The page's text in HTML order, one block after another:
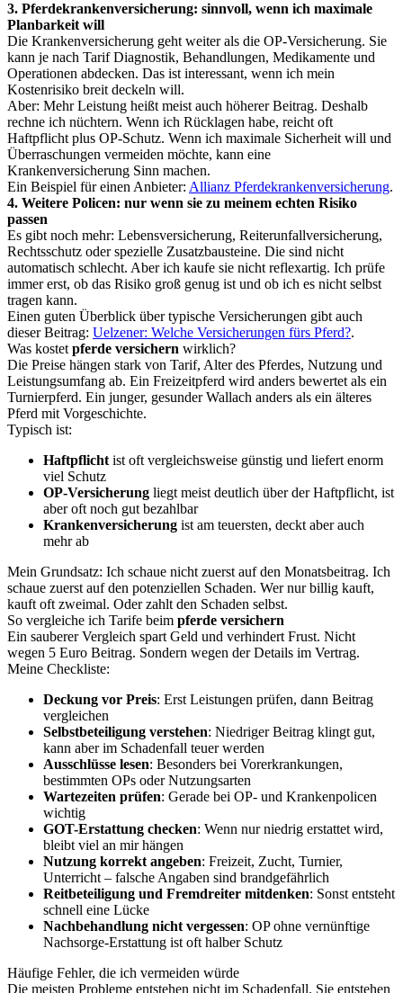
3. Pferdekrankenversicherung: sinnvoll, wenn ich maximale
Planbarkeit will
Die Krankenversicherung geht weiter als die OP-Versicherung. Sie
kann je nach Tarif Diagnostik, Behandlungen, Medikamente und
Operationen abdecken. Das ist interessant, wenn ich mein
Kostenrisiko breit deckeln will.
Aber: Mehr Leistung heißt meist auch höherer Beitrag. Deshalb
rechne ich nüchtern. Wenn ich Rücklagen habe, reicht oft
Haftpflicht plus OP-Schutz. Wenn ich maximale Sicherheit will und
Überraschungen vermeiden möchte, kann eine
Krankenversicherung Sinn machen.
Ein Beispiel für einen Anbieter: Allianz Pferdekrankenversicherung.
4. Weitere Policen: nur wenn sie zu meinem echten Risiko
passen
Es gibt noch mehr: Lebensversicherung, Reiterunfallversicherung,
Rechtsschutz oder spezielle Zusatzbausteine. Die sind nicht
automatisch schlecht. Aber ich kaufe sie nicht reflexartig. Ich prüfe
immer erst, ob das Risiko groß genug ist und ob ich es nicht selbst
tragen kann.
Einen guten Überblick über typische Versicherungen gibt auch
dieser Beitrag: Uelzener: Welche Versicherungen fürs Pferd?.
Was kostet pferde versichern wirklich?
Die Preise hängen stark von Tarif, Alter des Pferdes, Nutzung und
Leistungsumfang ab. Ein Freizeitpferd wird anders bewertet als ein
Turnierpferd. Ein junger, gesunder Wallach anders als ein älteres
Pferd mit Vorgeschichte.
Typisch ist:
Haftpflicht ist oft vergleichsweise günstig und liefert enorm
viel Schutz
OP-Versicherung liegt meist deutlich über der Haftpflicht, ist
aber oft noch gut bezahlbar
Krankenversicherung ist am teuersten, deckt aber auch
mehr ab
Mein Grundsatz: Ich schaue nicht zuerst auf den Monatsbeitrag. Ich
schaue zuerst auf den potenziellen Schaden. Wer nur billig kauft,
kauft oft zweimal. Oder zahlt den Schaden selbst.
So vergleiche ich Tarife beim pferde versichern
Ein sauberer Vergleich spart Geld und verhindert Frust. Nicht
wegen 5 Euro Beitrag. Sondern wegen der Details im Vertrag.
Meine Checkliste:
Deckung vor Preis: Erst Leistungen prüfen, dann Beitrag
vergleichen
Selbstbeteiligung verstehen: Niedriger Beitrag klingt gut,
kann aber im Schadenfall teuer werden
Ausschlüsse lesen: Besonders bei Vorerkrankungen,
bestimmten OPs oder Nutzungsarten
Wartezeiten prüfen: Gerade bei OP- und Krankenpolicen
wichtig
GOT-Erstattung checken: Wenn nur niedrig erstattet wird,
bleibt viel an mir hängen
Nutzung korrekt angeben: Freizeit, Zucht, Turnier,
Unterricht – falsche Angaben sind brandgefährlich
Reitbeteiligung und Fremdreiter mitdenken: Sonst entsteht
schnell eine Lücke
Nachbehandlung nicht vergessen: OP ohne vernünftige
Nachsorge-Erstattung ist oft halber Schutz
Häufige Fehler, die ich vermeiden würde
Die meisten Probleme entstehen nicht im Schadenfall. Sie entstehen